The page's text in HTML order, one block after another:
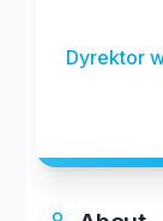
Dyrektor